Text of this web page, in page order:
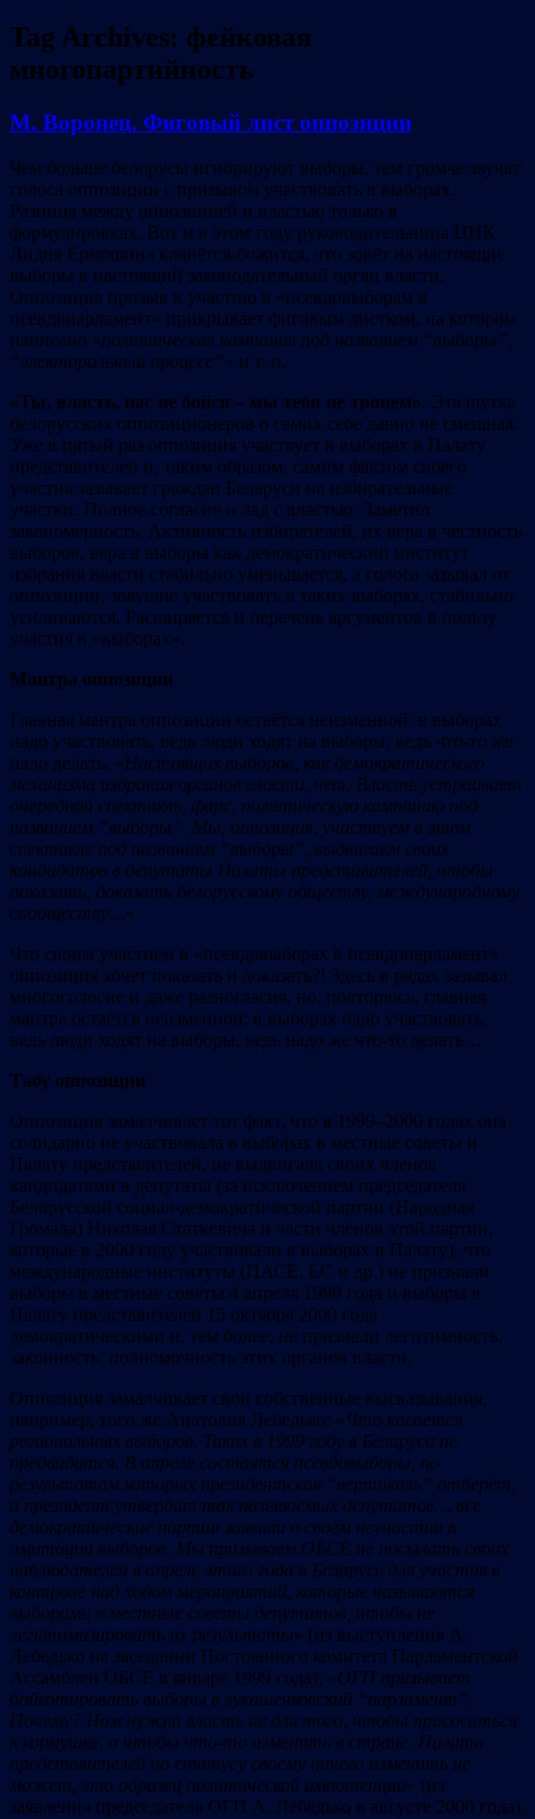
Tag Archives: фейковая
многопартийность
М. Воронец. Фиговый лист оппозиции
Чем больше белорусы игнорируют выборы, тем громче звучат
голоса оппозиции с призывом участвовать в выборах.
Разница между оппозицией и властью только в
формулировках. Вот и в этом году руководительница ЦИК
Лидия Ермошина клянётся-божится, что зовёт на настоящие
выборы в настоящий законодательный орган власти.
Оппозиция призыв к участию в «псевдовыборам в
псевдопарламент» прикрывает фиговым листком, на котором
написано «политическая кампания под названием “выборы ”
“электоральный процесс”» и т. п.
«Ты, власть, нас не бойся – мы тебя не тронем». Эта шутка
белорусских оппозиционеров о самих себе давно не смешная.
Уже в пятый раз оппозиция участвует в выборах в Палату
представителей и, таким образом, самим фактом своего
участия зазывает граждан Беларуси на избирательные
участки. Полное согласие и лад с властью. Заметил
закономерность. Активность избирателей, их вера в честность
выборов, вера в выборы как демократический институт
избрания власти стабильно уменьшается, а голоса зазывал от
оппозиции, зовущие участвовать в таких выборах, стабильно
усиливаются. Расширяется и перечень аргументов в пользу
участия в «выборах».
Мантра оппозиции
Главная мантра оппозиции остаётся неизменной: в выборах
надо участвовать, ведь люди ходят на выборы, ведь что-то же
надо делать. «Настоящих выборов, как демократического
механизма избрания органов власти, нет. Власть устраивает
очередной спектакль, фарс, политическую кампанию под
названием “выборы”. Мы, оппозиция, участвуем в этом
спектакле под названием “выборы”, выдвигаем своих
кандидатов в депутаты Палаты представителей, чтобы
показать, доказать белорусскому обществу, международному
сообществу…»
Что своим участием в «псевдовыборах в псевдопарламент»
оппозиция хочет показать и доказать?! Здесь в рядах зазывал
многоголосие и даже разногласия, но, повторюсь, главная
мантра остаётся неизменной: в выборах надо участвовать,
ведь люди ходят на выборы, ведь надо же что-то делать…
Табу оппозиции
Оппозиция замалчивает тот факт, что в 1999–2000 годах она
солидарно не участвовала в выборах в местные советы и
Палату представителей, не выдвигала своих членов
кандидатами в депутаты (за исключением председателя
Белорусской социал-демократической партии (Народная
Громада) Николая Статкевича и части членов этой партии,
которые в 2000 году участвовали в выборах в Палату), что
международные институты (ПАСЕ, ЕС и др.) не признали
выборы в местные советы 4 апреля 1999 года и выборы в
Палату представителей 15 октября 2000 года
демократическими и, тем более, не признали легитимность,
законность, полномочность этих органов власти.
Оппозиция замалчивает свои собственные высказывания,
например, того же Анатолия Лебедько: «Что касается
региональных выборов. Таких в 1999 году в Беларуси не
предвидится. В апреле состоятся псевдовыборы, по
результатам которых президентская “вертикаль” отберёт,
а президент утвердит так называемых депутатов… все
демократические партии заявили о своём неучастии в
имитации выборов. Мы призываем ОБСЕ не посылать своих
наблюдателей в апреле этого года в Беларусь для участия в
контроле над ходом мероприятий, которые называются
выборами в местные советы депутатов, чтобы не
легитимизировать их результаты» (из выступления А.
Лебедько на заседании Постоянного комитета Парламентской
Ассамблеи ОБСЕ в январе 1999 года); «ОГП призывает
бойкотировать выборы в лукашенковский “парламент”.
Почему? Нам нужна власть не для того, чтобы присосаться
к кормушке, а чтобы что-то изменить в стране. Палата
представителей по статусу своему ничего изменить не
может, это образец политической импотенции» (из
заявления председателя ОГП А. Лебедько в августе 2000 года).